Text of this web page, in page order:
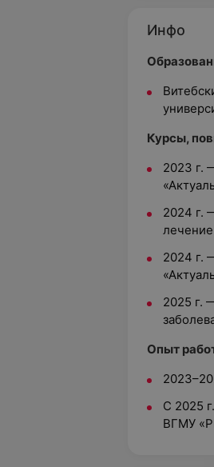
Инфо
Курсы,
2023 г.
2024 г.
2024 г.
2025 г.
Опыт
С 2025
ВГМУ